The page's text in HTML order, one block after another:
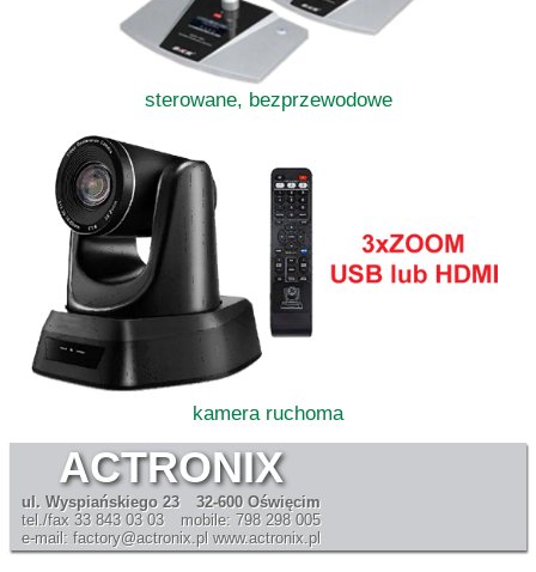
sterowane, bezprzewodowe
kamera ruchoma
ACTRONIX
ul. Wyspiańskiego 23
tel./fax 33 843 03 03
e-mail: factory@actronix.pl
32-600 Oświęcim
mobile: 798 298 005
www.actronix.pl